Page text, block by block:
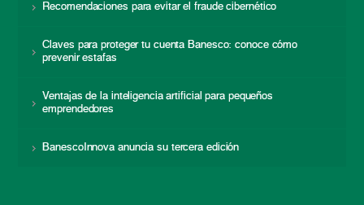
Recomendaciones para evitar el fraude cibernético
Claves para proteger tu cuenta Banesco: conoce cómo
prevenir estafas
Ventajas de la inteligencia artificial para pequeños
emprendedores
BanescoInnova anuncia su tercera edición